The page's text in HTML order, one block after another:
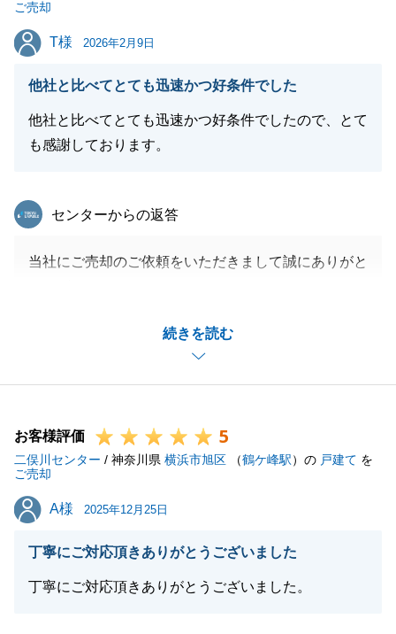
ご売却
T様
T様 2026年2月9日
他社と比べてとても迅速かつ好条件でした
他社と比べてとても迅速かつ好条件でしたので、とて
も感謝しております。
続きを読む
東急リバブル
センターからの返答
当社にご売却のご依頼をいただきまして誠にありがと
が出来るように注力いたしました。
お住み替えがうまく行えたこともT様のご協力があっ
たからです。ありがとうございました。
閉じる
お客様評価 5
二俣川センター / 神奈川県 横浜市旭区 （鶴ケ峰駅）の 戸建て を
ご売却
A様
A様 2025年12月25日
丁寧にご対応頂きありがとうございました
丁寧にご対応頂きありがとうございました。